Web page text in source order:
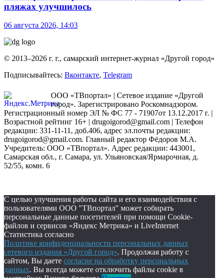
пляжах улучшилось
06 августа 2026, 14:03
© 2013–2026 г. г., самарский интернет-журнал «Другой город»
Подписывайтесь: Вконтакте, Telegram
ООО «ТВпортал» | Сетевое издание «Другой
город». Зарегистрировано Роскомнадзором.
Регистрационный номер ЭЛ № ФС 77 - 71907от 13.12.2017 г. |
Возрастной рейтинг 16+ | drugoigorod@gmail.com | Телефон
редакции: 331-11-11, доб.406, адрес эл.почты редакции:
drugoigorod@gmail.com. Главный редактор Фёдоров М.А.
Учредитель: ООО «ТВпортал». Адрес редакции: 443001,
Самарская обл., г. Самара, ул. Ульяновская/Ярмарочная, д.
52/55, комн. 6
С целью улучшения работы сайта и его взаимодействия с
пользователями ООО "ТВпортал" может собирать
персональные данные посетителей при помощи Cookie-
файлов и сервисов «Яндекс Метрика» и LiveInternet
Статистика согласно
Политике конфиденциальности персональных данных
сетевого издания «Другой город». Продолжая работу с
сайтом, Вы даете согласие на обработку персональных
данных. Вы всегда можете отключить файлы cookie в